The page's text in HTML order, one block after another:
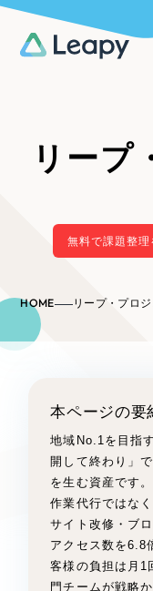
選ばれる理由
サービス
Service
サービス紹介
お役立ち情報
リーピー
Webサイ
コーポレ
採用サイ
ECサイト
ブランデ
リープ
無料で課題整
HOME リープ・プロジ
本ページの要
地域No.1を目指
開して終わり」
を生む資産です
作業代行ではな
サイト改修・ブ
アクセス数を6.8
客様の負担は月1
門チームが戦略